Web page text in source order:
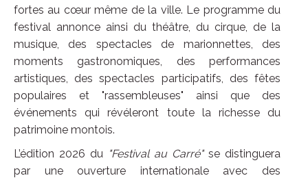
fortes au cœur même de la ville. Le programme du
festival annonce ainsi du théâtre, du cirque, de la
musique, des spectacles de marionnettes, des
moments gastronomiques, des performances
artistiques, des spectacles participatifs, des fêtes
populaires et "rassembleuses" ainsi que des
événements qui révéleront toute la richesse du
patrimoine montois.
L’édition 2026 du "Festival au Carré" se distinguera
par une ouverture internationale avec des